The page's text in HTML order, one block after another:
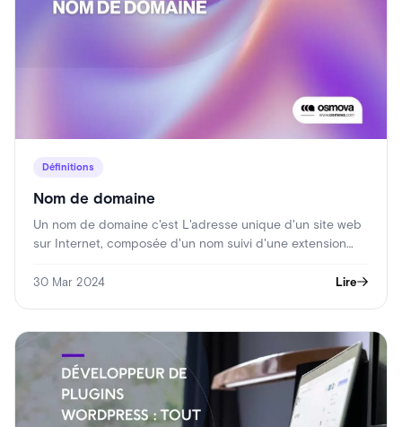
Définitions
Nom de domaine
Un nom de domaine c'est L'adresse unique d'un site web
sur Internet, composée d'un nom suivi d'une extension…
30 Mar 2024 Lire